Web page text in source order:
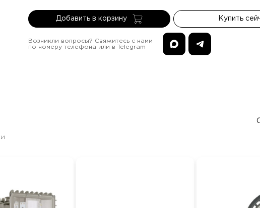
Добавить в корзину Купить
Возникли вопросы? Свяжитесь с нами
по номеру телефона или в Telegram